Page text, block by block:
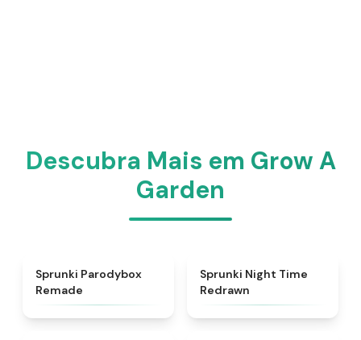
Descubra Mais em Grow A
Garden
Sprunki Parodybox
Remade
Sprunki Night Time
Redrawn